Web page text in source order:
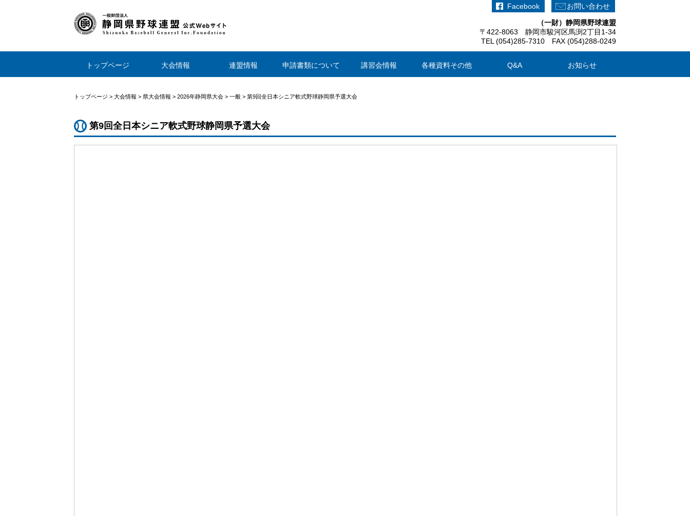
Facebook
お問い合わせ
（一財）静岡県野球連盟
〒422-8063 静岡市駿河区馬渕2丁目1-34
TEL (054)285-7310 FAX (054)288-0249
トップページ 大会情報 連盟情報 申請書類について 講習会情報 各種資料その他 Q&A お知らせ
トップページ > 大会情報 > 県大会情報 > 2026年静岡県大会 > 一般 > 第9回全日本シニア軟式野球静岡県予選大会
第9回全日本シニア軟式野球静岡県予選大会